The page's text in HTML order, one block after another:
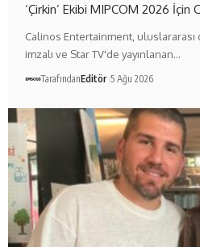
‘Çirkin’ Ekibi MIPCOM 2026 İçin
Calinos Entertainment, uluslararası
imzalı ve Star TV'de yayınlanan…
TarafındanEditör 5 Ağu 2026